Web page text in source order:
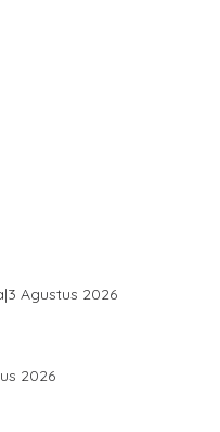
|3 Agustus 2026
2026